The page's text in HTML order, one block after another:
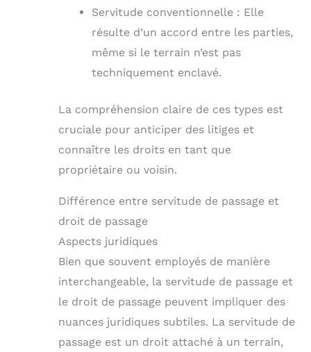
Servitude conventionnelle : Elle
résulte d’un accord entre les parties,
même si le terrain n’est pas
techniquement enclavé.
La compréhension claire de ces types est
cruciale pour anticiper des litiges et
connaître les droits en tant que
propriétaire ou voisin.
Différence entre servitude de passage et
droit de passage
Aspects juridiques
Bien que souvent employés de manière
interchangeable, la servitude de passage et
le droit de passage peuvent impliquer des
nuances juridiques subtiles. La servitude de
passage est un droit attaché à un terrain,